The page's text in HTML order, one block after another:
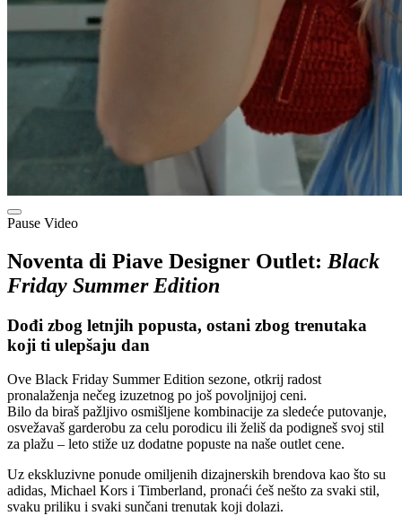
Pause Video
Noventa di Piave Designer Outlet: Black
Friday Summer Edition
Dođi zbog letnjih popusta, ostani zbog trenutaka
koji ti ulepšaju dan
Ove Black Friday Summer Edition sezone, otkrij radost
pronalaženja nečeg izuzetnog po još povoljnijoj ceni.
Bilo da biraš pažljivo osmišljene kombinacije za sledeće putovanje,
osvežavaš garderobu za celu porodicu ili želiš da podigneš svoj stil
za plažu – leto stiže uz dodatne popuste na naše outlet cene.
Uz ekskluzivne ponude omiljenih dizajnerskih brendova kao što su
adidas, Michael Kors i Timberland, pronaći ćeš nešto za svaki stil,
svaku priliku i svaki sunčani trenutak koji dolazi.